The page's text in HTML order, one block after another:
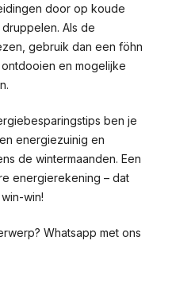
door op koude
Als de
gebruik dan een föhn
en mogelijke
ben je
energiezuinig en
de wintermaanden. Een
energierekening – dat
win!
Whatsapp met ons